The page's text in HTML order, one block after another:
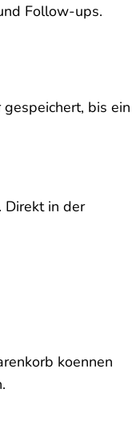
Follow-ups.
bis ein
Direkt in der
koennen